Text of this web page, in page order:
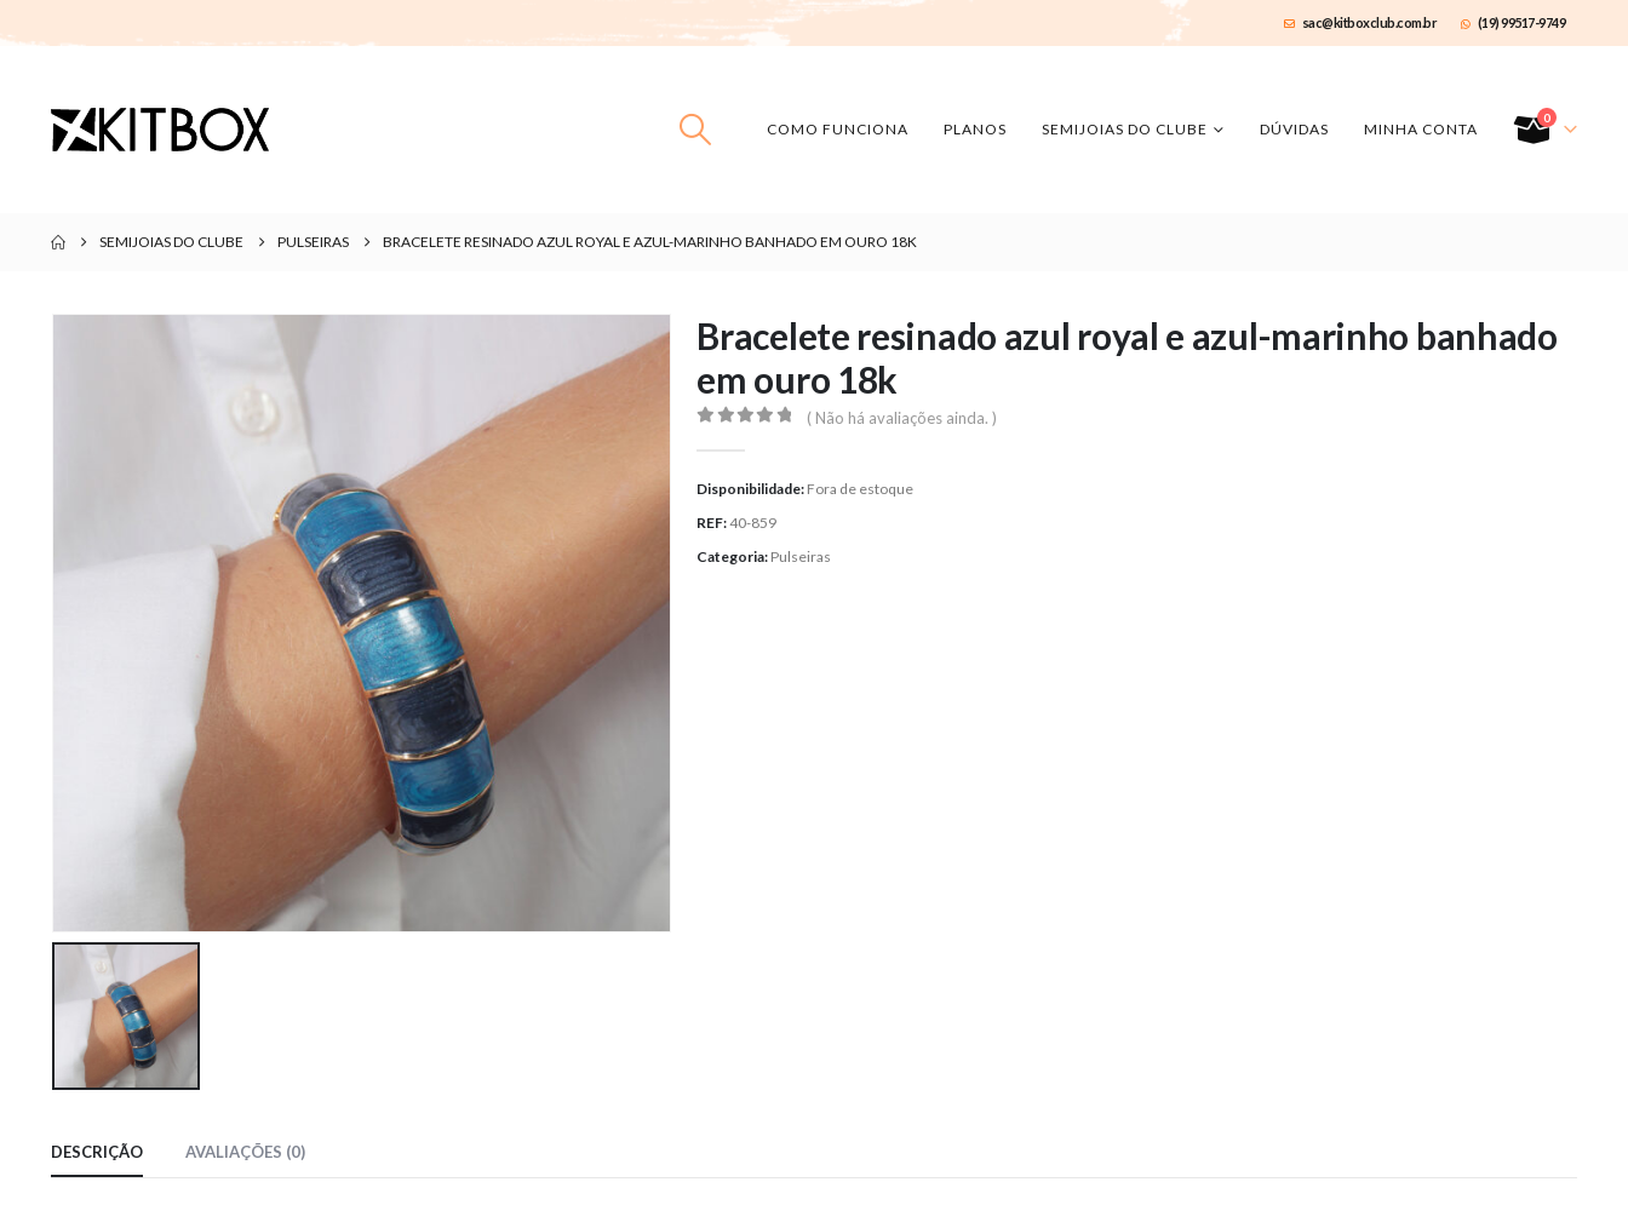
sac@kitboxclub.com.br (19) 99517-9749
COMO FUNCIONA PLANOS SEMIJOIAS DO CLUBE DÚVIDAS MINHA CONTA
0
SEMIJOIAS DO CLUBE PULSEIRAS BRACELETE RESINADO AZUL ROYAL E AZUL-MARINHO BANHADO EM OURO 18K
Bracelete resinado azul royal e azul-marinho banhado
em ouro 18k
( Não há avaliações ainda. )
Disponibilidade: Fora de estoque
REF:40-859
Categoria: Pulseiras
DESCRIÇÃO AVALIAÇÕES (0)